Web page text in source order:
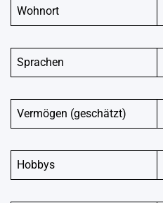
Wohnort
Sprachen
Vermögen (geschätzt)
Hobbys